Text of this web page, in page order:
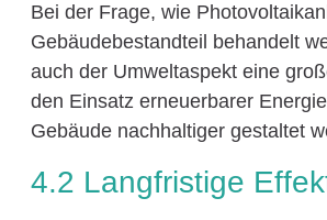
Bei der Frage, wie
Gebäudebestandteil behandelt
auch der Umweltaspekt eine
den Einsatz erneuerbarer
Gebäude nachhaltiger gestaltet
4.2 Langfristige